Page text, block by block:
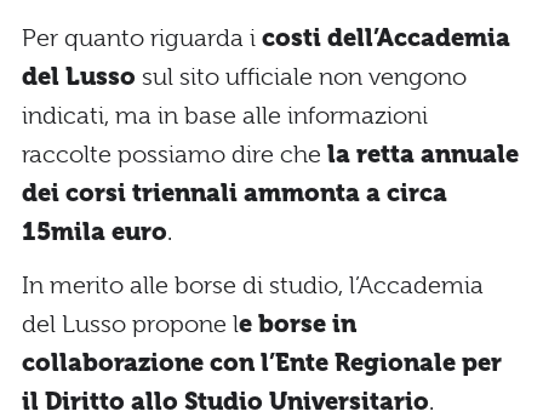
Per quanto riguarda i costi dell’Accademia
del Lusso sul sito ufficiale non vengono
indicati, ma in base alle informazioni
raccolte possiamo dire che la retta annuale
dei corsi triennali ammonta a circa
15mila euro.
In merito alle borse di studio, l’Accademia
del Lusso propone le borse in
collaborazione con l’Ente Regionale per
il Diritto allo Studio Universitario.